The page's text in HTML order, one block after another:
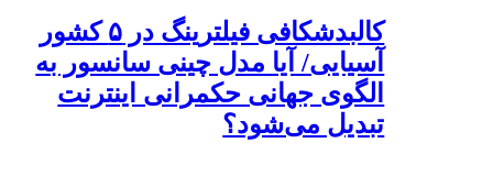
کالبدشکافی فیلترینگ در ۵ کشور
آسیایی/ آیا مدل چینی سانسور به
الگوی جهانی حکمرانی اینترنت
تبدیل می‌شود؟